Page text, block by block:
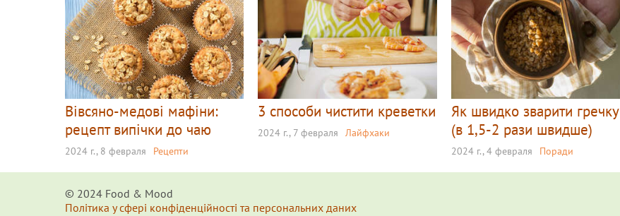
Вівсяно-медові мафіни:
рецепт випічки до чаю
2024 г., 8 февраля Рецепти
3 способи чистити креветки
2024 г., 7 февраля Лайфхаки
Як швидко зварити гречку
(в 1,5-2 рази швидше)
2024 г., 4 февраля Поради
© 2024 Food & Мood
Політика у сфері конфіденційності та персональних даних